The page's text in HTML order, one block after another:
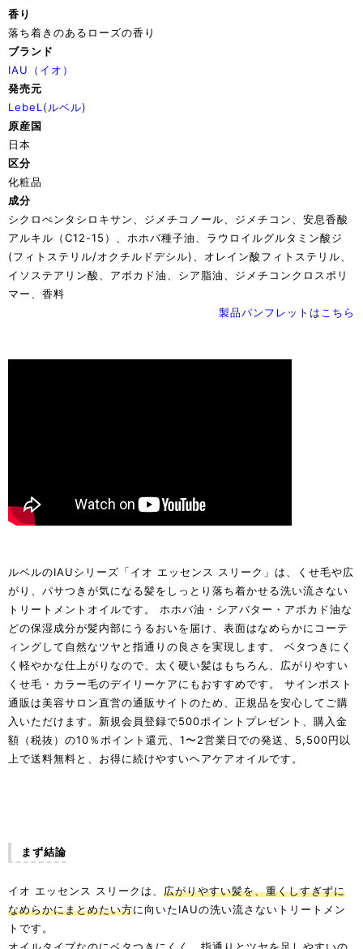
香り
落ち着きのあるローズの香り
ブランド
IAU（イオ）
発売元
LebeL(ルベル)
原産国
日本
区分
化粧品
成分
シクロぺンタシロキサン、ジメチコノール、ジメチコン、安息香酸
アルキル（C12-15）、ホホバ種子油、ラウロイルグルタミン酸ジ
(フィトステリル/オクチルドデシル)、オレイン酸フィトステリル、
イソステアリン酸、アボカド油、シア脂油、ジメチコンクロスポリ
マー、香料
製品パンフレットはこちら
ルベルのIAUシリーズ「イオ エッセンス スリーク」は、くせ毛や広
がり、パサつきが気になる髪をしっとり落ち着かせる洗い流さない
トリートメントオイルです。 ホホバ油・シアバター・アボカド油な
どの保湿成分が髪内部にうるおいを届け、表面はなめらかにコーテ
ィングして自然なツヤと指通りの良さを実現します。 ベタつきにく
く軽やかな仕上がりなので、太く硬い髪はもちろん、広がりやすい
くせ毛・カラー毛のデイリーケアにもおすすめです。 サインポスト
通販は美容サロン直営の通販サイトのため、正規品を安心してご購
入いただけます。新規会員登録で500ポイントプレゼント、購入金
額（税抜）の10％ポイント還元、1〜2営業日での発送、5,500円以
上で送料無料と、お得に続けやすいヘアケアオイルです。
まず結論
イオ エッセンス スリークは、 広がりやすい髪を、重くしすぎずに
なめらかにまとめたい方に向いたIAUの洗い流さないトリートメン
トです。